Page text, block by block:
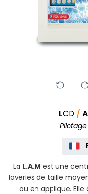
LCD / A
La L.A.M est une
laveries de taille
ou en applique.